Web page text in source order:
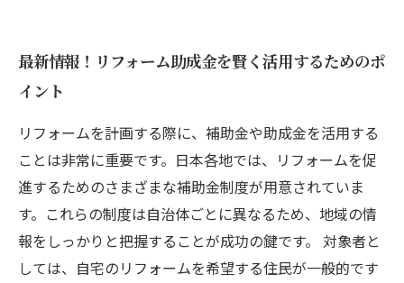
最新情報！リフォーム助成金を賢く活用するためのポ
イント
リフォームを計画する際に、補助金や助成金を活用する
ことは非常に重要です。日本各地では、リフォームを促
進するためのさまざまな補助金制度が用意されていま
す。これらの制度は自治体ごとに異なるため、地域の情
報をしっかりと把握することが成功の鍵です。 対象者と
しては、自宅のリフォームを希望する住民が一般的です